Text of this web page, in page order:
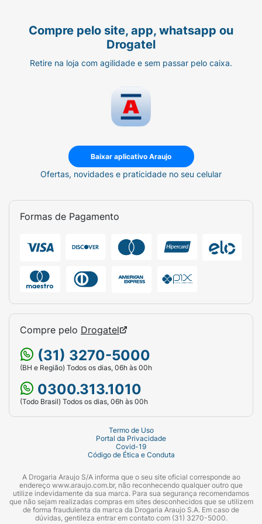
Escura e Sem Semente Norte Minas Seleção
Premium 100g
e eleve o nível das suas
Compre pelo site, app, whatsapp ou
Drogatel
Retire na loja com agilidade e sem passar pelo caixa.
Baixar aplicativo Araujo
Ofertas, novidades e praticidade no seu celular
Formas de Pagamento
Compre pelo Drogatel
(31) 3270-5000
(BH e Região) Todos os dias, 06h às 00h
0300.313.1010
(Todo Brasil) Todos os dias, 06h às 00h
Termo de Uso
Portal da Privacidade
Covid-19
Código de Ética e Conduta
A Drogaria Araujo S/A informa que o seu site oficial corresponde ao
endereço www.araujo.com.br, não reconhecendo qualquer outro que
utilize indevidamente da sua marca. Para sua segurança recomendamos
que não sejam realizadas compras em sites desconhecidos que se utilizem
de forma fraudulenta da marca da Drogaria Araujo S.A. Em caso de
dúvidas, gentileza entrar em contato com (31) 3270-5000.